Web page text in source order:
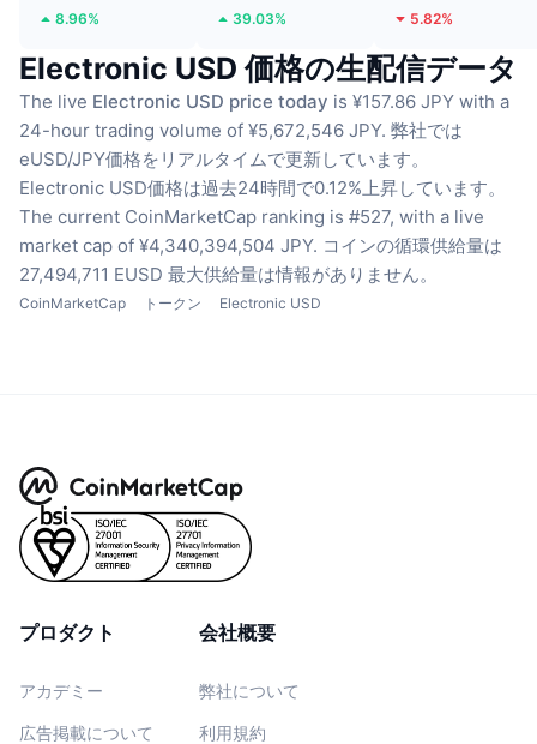
8.96% 39.03% 5.82%
Electronic USD 価格の生配信データ
The live Electronic USD price today is ¥157.86 JPY with a
24-hour trading volume of ¥5,672,546 JPY. 弊社では
eUSD/JPY価格をリアルタイムで更新しています。
Electronic USD価格は過去24時間で0.12%上昇しています。
The current CoinMarketCap ranking is #527, with a live
market cap of ¥4,340,394,504 JPY. コインの循環供給量は
27,494,711 EUSD 最大供給量は情報がありません。
CoinMarketCap トークン Electronic USD
プロダクト
アカデミー
広告掲載について
会社概要
弊社について
利用規約